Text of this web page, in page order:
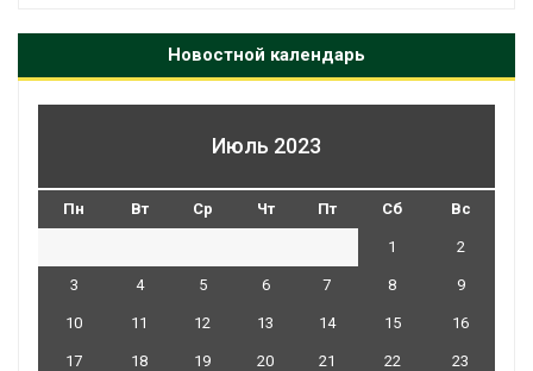
Новостной календарь
Июль 2023
Пн Вт Ср Чт Пт Сб Вс
1 2
3 4 5 6 7 8 9
10 11 12 13 14 15 16
17 18 19 20 21 22 23